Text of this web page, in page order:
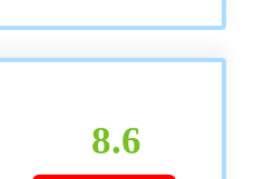
8.6